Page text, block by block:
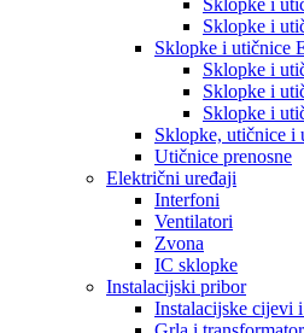
Sklopke i
Sklopke i
Sklopke i utičnice
Sklopke i
Sklopke i
Sklopke i
Sklopke, utičnice i
Utičnice prenosne
Električni uređaji
Interfoni
Ventilatori
Zvona
IC sklopke
Instalacijski pribor
Instalacijske cijevi